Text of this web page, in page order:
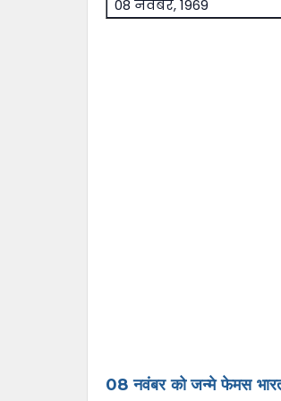
08 नवंबर, 1969
08 नवंबर को जन्मे फेमस